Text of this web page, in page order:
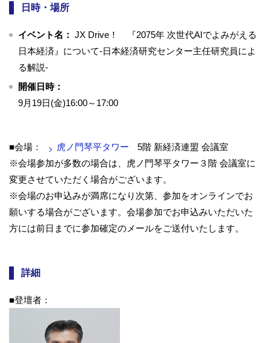
日時・場所
イベント名： JX Drive！ 『2075年 次世代AIでよみがえる
日本経済』について-日本経済研究センター主任研究員によ
る解説-
開催日時：
9月19日(金)16:00～17:00
■会場： 虎ノ門琴平タワー
5階 新経済連盟 会議室
※会場参加が多数の場合は、虎ノ門琴平タワー３階 会議室に
変更させていただく場合がございます。
※会場のお申込みが満席になり次第、参加をオンラインでお
願いする場合がございます。会場参加でお申込みいただいた
方には前日までに参加確定のメールをご送付いたします。
詳細
■登壇者：